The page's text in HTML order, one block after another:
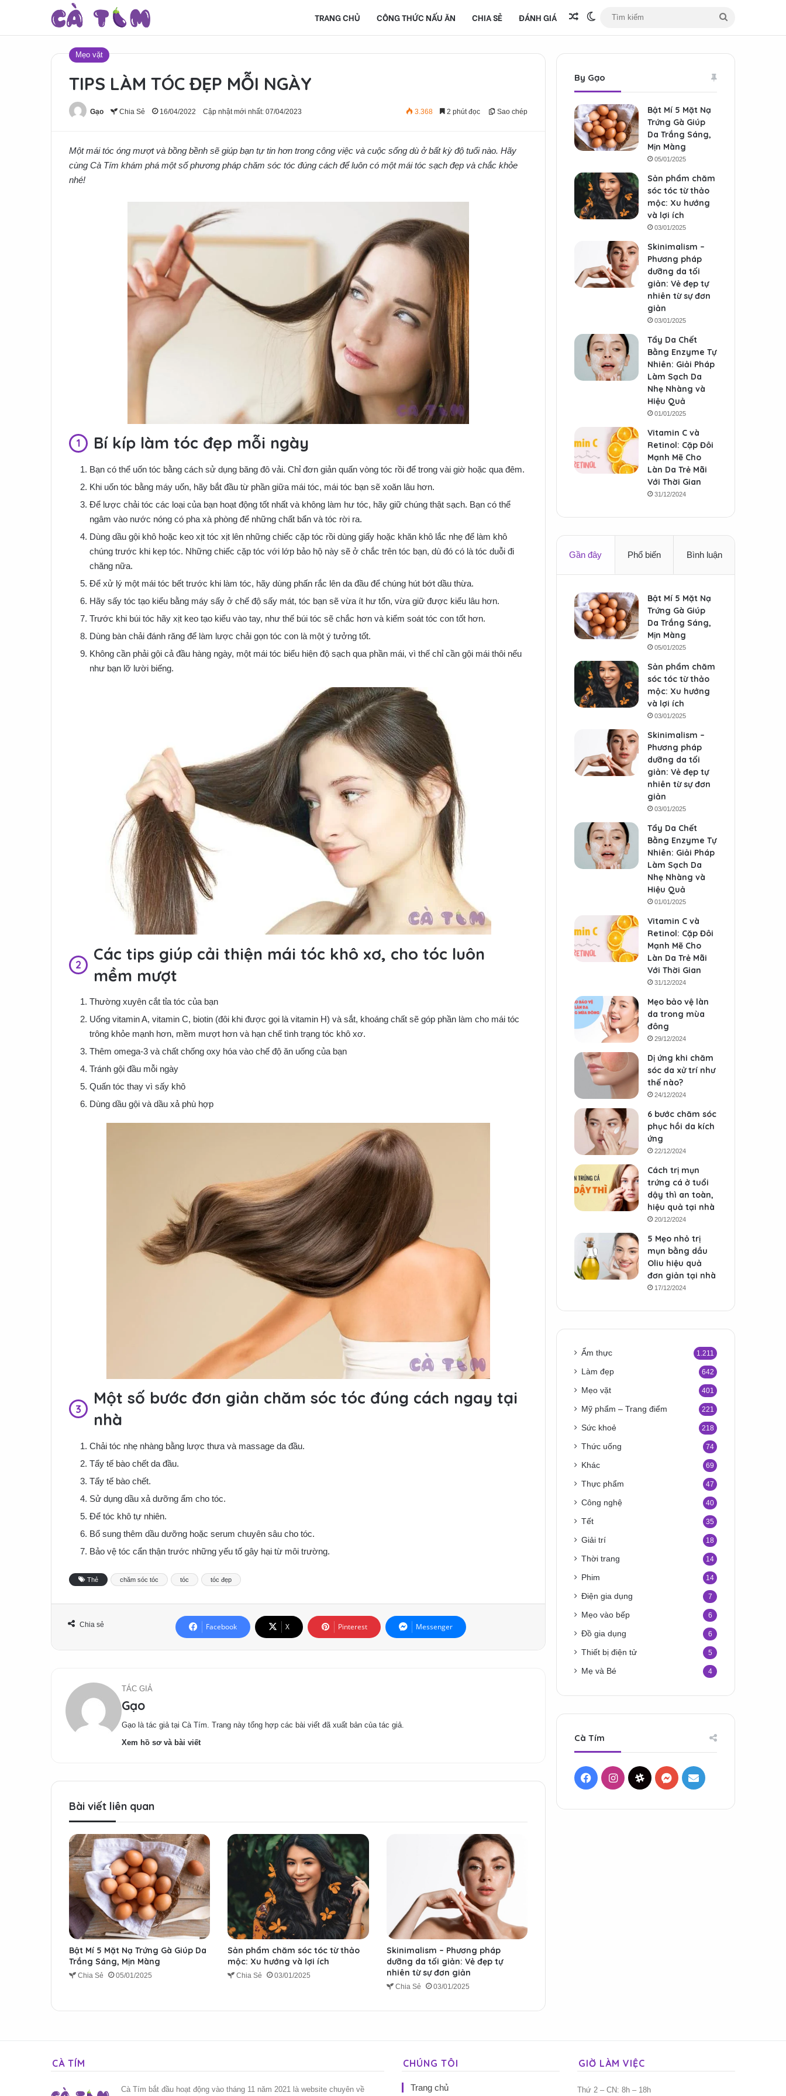
TRANG CHỦ CÔNG THỨC NẤU ĂN CHIA SẺ ĐÁNH GIÁ Bài viết ngẫu nhiên
Switch skin
kiếm
Mẹo vặt
TIPS LÀM TÓC ĐẸP MỖI NGÀY
Gạo Chia Sẻ 16/04/2022 Cập nhật mới nhất: 07/04/2023 3.368 2 phút đọc Sao chép
Một mái tóc óng mượt và bồng bềnh sẽ giúp bạn tự tin hơn trong công việc và cuộc sống dù ở bất kỳ độ tuổi nào. Hãy
cùng Cà Tím khám phá một số phương pháp chăm sóc tóc đúng cách để luôn có một mái tóc sạch đẹp và chắc khỏe
nhé!
Bí kíp làm tóc đẹp mỗi ngày
Bạn có thể uốn tóc bằng cách sử dụng băng đô vải. Chỉ đơn giản quấn vòng tóc rồi để trong vài giờ hoặc qua đêm.
Khi uốn tóc bằng máy uốn, hãy bắt đầu từ phần giữa mái tóc, mái tóc bạn sẽ xoăn lâu hơn.
Để lược chải tóc các loại của bạn hoạt động tốt nhất và không làm hư tóc, hãy giữ chúng thật sạch. Bạn có thể
ngâm vào nước nóng có pha xà phòng để những chất bẩn và tóc rời ra.
Dùng dầu gội khô hoặc keo xịt tóc xịt lên những chiếc cặp tóc rồi dùng giấy hoặc khăn khô lắc nhẹ để làm khô
chúng trước khi kẹp tóc. Những chiếc cặp tóc với lớp bảo hộ này sẽ ở chắc trên tóc bạn, dù đó có là tóc duỗi đi
chăng nữa.
Để xử lý một mái tóc bết trước khi làm tóc, hãy dùng phấn rắc lên da đầu để chúng hút bớt dầu thừa.
Hãy sấy tóc tạo kiểu bằng máy sấy ở chế độ sấy mát, tóc bạn sẽ vừa ít hư tổn, vừa giữ được kiểu lâu hơn.
Trước khi búi tóc hãy xịt keo tạo kiểu vào tay, như thế búi tóc sẽ chắc hơn và kiểm soát tóc con tốt hơn.
Dùng bàn chải đánh răng để làm lược chải gọn tóc con là một ý tưởng tốt.
Không cần phải gội cả đầu hàng ngày, một mái tóc biểu hiện độ sạch qua phần mái, vì thế chỉ cần gội mái thôi nếu
như bạn lỡ lười biếng.
Các tips giúp cải thiện mái tóc khô xơ, cho tóc luôn
mềm mượt
Thường xuyên cắt tỉa tóc của bạn
Uống vitamin A, vitamin C, biotin (đôi khi được gọi là vitamin H) và sắt, khoáng chất sẽ góp phần làm cho mái tóc
trông khỏe mạnh hơn, mềm mượt hơn và hạn chế tình trạng tóc khô xơ.
Thêm omega-3 và chất chống oxy hóa vào chế độ ăn uống của bạn
Tránh gội đầu mỗi ngày
Quấn tóc thay vì sấy khô
Dùng dầu gội và dầu xả phù hợp
Một số bước đơn giản chăm sóc tóc đúng cách ngay tại
nhà
Chải tóc nhẹ nhàng bằng lược thưa và massage da đầu.
Tẩy tế bào chết da đầu.
Tẩy tế bào chết.
Sử dụng dầu xả dưỡng ẩm cho tóc.
Để tóc khô tự nhiên.
Bổ sung thêm dầu dưỡng hoặc serum chuyên sâu cho tóc.
Bảo vệ tóc cẩn thận trước những yếu tố gây hại từ môi trường.
Thẻ chăm sóc tóc tóc tóc đẹp
Chia sẻ Facebook X Pinterest Messenger
TÁC GIẢ
Gạo
Gạo là tác giả tại Cà Tím. Trang này tổng hợp các bài viết đã xuất bản của tác giả.
Xem hồ sơ và bài viết
Bài viết liên quan
Bật Mí 5 Mặt Nạ Trứng Gà Giúp Da
Trắng Sáng, Mịn Màng
Chia Sẻ 05/01/2025
Sản phẩm chăm sóc tóc từ thảo
mộc: Xu hướng và lợi ích
Chia Sẻ 03/01/2025
Skinimalism – Phương pháp
dưỡng da tối giản: Vẻ đẹp tự
nhiên từ sự đơn giản
Chia Sẻ 03/01/2025
By Gạo
Bật Mí 5 Mặt Nạ
Trứng Gà Giúp
Da Trắng Sáng,
Mịn Màng
05/01/2025
Sản phẩm chăm
sóc tóc từ thảo
mộc: Xu hướng
và lợi ích
03/01/2025
Skinimalism –
Phương pháp
dưỡng da tối
giản: Vẻ đẹp tự
nhiên từ sự đơn
giản
03/01/2025
Tẩy Da Chết
Bằng Enzyme Tự
Nhiên: Giải Pháp
Làm Sạch Da
Nhẹ Nhàng và
Hiệu Quả
01/01/2025
Vitamin C và
Retinol: Cặp Đôi
Mạnh Mẽ Cho
Làn Da Trẻ Mãi
Với Thời Gian
31/12/2024
Gần đây Phổ biến Bình luận
Bật Mí 5 Mặt Nạ
Trứng Gà Giúp
Da Trắng Sáng,
Mịn Màng
05/01/2025
Sản phẩm chăm
sóc tóc từ thảo
mộc: Xu hướng
và lợi ích
03/01/2025
Skinimalism –
Phương pháp
dưỡng da tối
giản: Vẻ đẹp tự
nhiên từ sự đơn
giản
03/01/2025
Tẩy Da Chết
Bằng Enzyme Tự
Nhiên: Giải Pháp
Làm Sạch Da
Nhẹ Nhàng và
Hiệu Quả
01/01/2025
Vitamin C và
Retinol: Cặp Đôi
Mạnh Mẽ Cho
Làn Da Trẻ Mãi
Với Thời Gian
31/12/2024
Mẹo bảo vệ làn
da trong mùa
đông
29/12/2024
Dị ứng khi chăm
sóc da xử trí như
thế nào?
24/12/2024
6 bước chăm sóc
phục hồi da kích
ứng
22/12/2024
Cách trị mụn
trứng cá ở tuổi
dậy thì an toàn,
hiệu quả tại nhà
20/12/2024
5 Mẹo nhỏ trị
mụn bằng dầu
Oliu hiệu quả
đơn giản tại nhà
17/12/2024
Ẩm thực 1.211
Làm đẹp 642
Mẹo vặt 401
Mỹ phẩm – Trang điểm 221
Sức khoẻ 218
Thức uống 74
Khác 69
Thực phẩm 47
Công nghệ 40
Tết 35
Giải trí 18
Thời trang 14
Phim 14
Điện gia dụng 7
Mẹo vào bếp 6
Đồ gia dụng 6
Thiết bị điện tử 5
Mẹ và Bé 4
Cà Tím
FacebookInstagramThreadsMessenger
Mail
CÀ TÍM
Cà Tím bắt đầu hoạt động vào tháng 11 năm 2021 là website chuyên về
CHÚNG TÔI
Trang chủ
GIỜ LÀM VIỆC
Thứ 2 – CN: 8h – 18h